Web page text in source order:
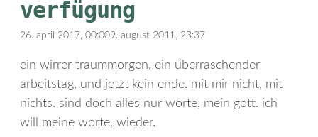
verfügung
26. april 2017, 00:009. august 2011, 23:37
ein wirrer traummorgen, ein überraschender
arbeitstag, und jetzt kein ende. mit mir nicht, mit
nichts. sind doch alles nur worte, mein gott. ich
will meine worte, wieder.